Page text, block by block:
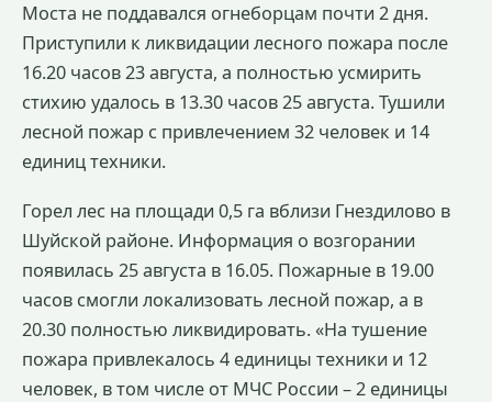
Моста не поддавался огнеборцам почти 2 дня.
Приступили к ликвидации лесного пожара после
16.20 часов 23 августа, а полностью усмирить
стихию удалось в 13.30 часов 25 августа. Тушили
лесной пожар с привлечением 32 человек и 14
единиц техники.
Горел лес на площади 0,5 га вблизи Гнездилово в
Шуйской районе. Информация о возгорании
появилась 25 августа в 16.05. Пожарные в 19.00
часов смогли локализовать лесной пожар, а в
20.30 полностью ликвидировать. «На тушение
пожара привлекалось 4 единицы техники и 12
человек, в том числе от МЧС России – 2 единицы